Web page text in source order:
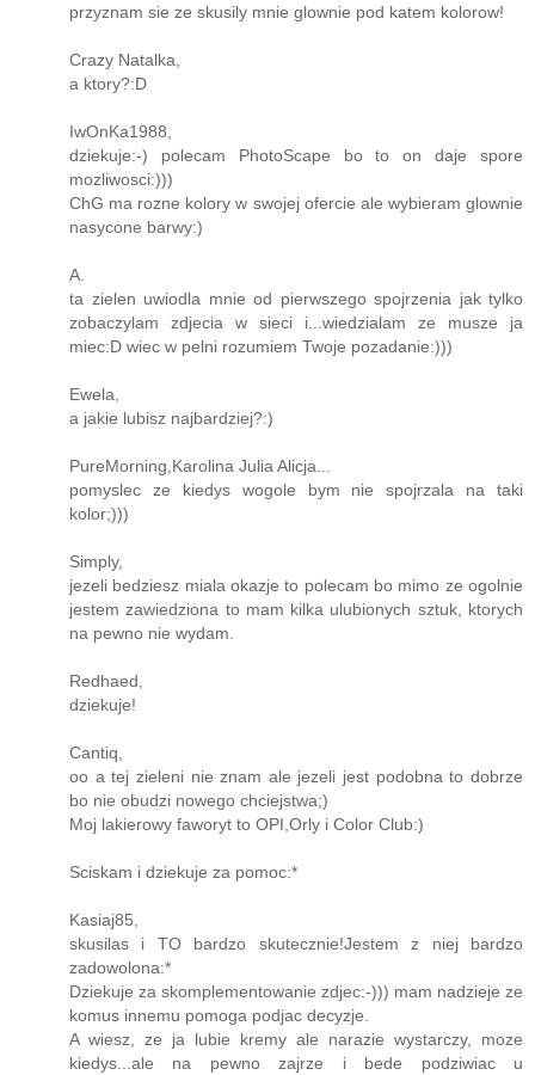
przyznam sie ze skusily mnie glownie pod katem kolorow!
Crazy Natalka,
a ktory?:D
IwOnKa1988,
dziekuje:-) polecam PhotoScape bo to on daje spore
mozliwosci:)))
ChG ma rozne kolory w swojej ofercie ale wybieram glownie
nasycone barwy:)
A.
ta zielen uwiodla mnie od pierwszego spojrzenia jak tylko
zobaczylam zdjecia w sieci i...wiedzialam ze musze ja
miec:D wiec w pelni rozumiem Twoje pozadanie:)))
Ewela,
a jakie lubisz najbardziej?:)
PureMorning,Karolina Julia Alicja...
pomyslec ze kiedys wogole bym nie spojrzala na taki
kolor;)))
Simply,
jezeli bedziesz miala okazje to polecam bo mimo ze ogolnie
jestem zawiedziona to mam kilka ulubionych sztuk, ktorych
na pewno nie wydam.
Redhaed,
dziekuje!
Cantiq,
oo a tej zieleni nie znam ale jezeli jest podobna to dobrze
bo nie obudzi nowego chciejstwa;)
Moj lakierowy faworyt to OPI,Orly i Color Club:)
Sciskam i dziekuje za pomoc:*
Kasiaj85,
skusilas i TO bardzo skutecznie!Jestem z niej bardzo
zadowolona:*
Dziekuje za skomplementowanie zdjec:-))) mam nadzieje ze
komus innemu pomoga podjac decyzje.
A wiesz, ze ja lubie kremy ale narazie wystarczy, moze
kiedys...ale na pewno zajrze i bede podziwiac u